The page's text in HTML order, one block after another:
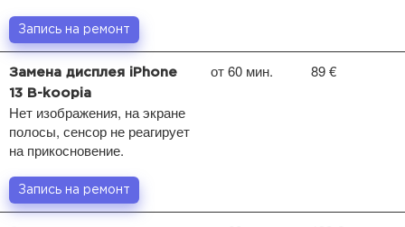
Запись на ремонт
Замена дисплея iPhone
13 B-koopia
Нет изображения, на экране
полосы, сенсор не реагирует
на прикосновение.
от 60 мин. 89 €
Запись на ремонт